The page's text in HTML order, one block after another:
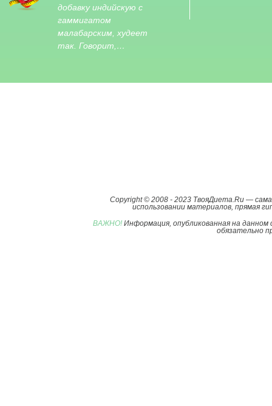
добавку индийскую с
гаммигатом
малабарским, худеет
так. Говорит,…
Copyright © 2008 - 2023 ТвояДиета.Ru —
использовании материалов, прямая
ВАЖНО! Информация, опубликованная на
обязательно